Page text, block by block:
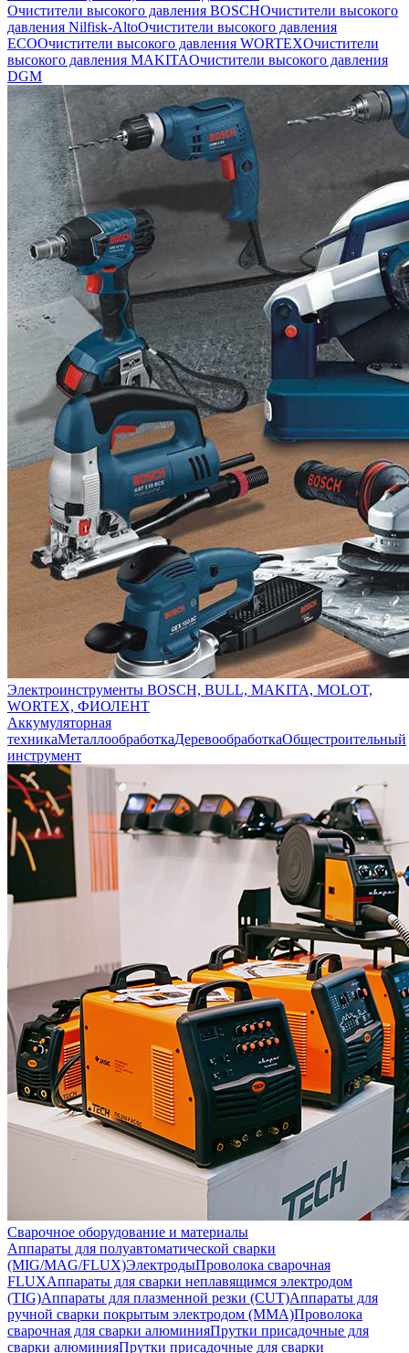
Очистители высокого давления BOSCHОчистители высокого
давления Nilfisk-AltoОчистители высокого давления
ECOОчистители высокого давления WORTEXОчистители
высокого давления MAKITAОчистители высокого давления
DGM
Электроинструменты BOSCH, BULL, MAKITA, MOLOT,
WORTEX, ФИОЛЕНТ
Аккумуляторная
техникаМеталлообработкаДеревообработкаОбщестроительный
инструмент
Сварочное оборудование и материалы
Аппараты для полуавтоматической сварки
(MIG/MAG/FLUX)ЭлектродыПроволока сварочная
FLUXАппараты для сварки неплавящимся электродом
(TIG)Аппараты для плазменной резки (CUT)Аппараты для
ручной сварки покрытым электродом (MMA)Проволока
сварочная для сварки алюминияПрутки присадочные для
сварки алюминияПрутки присадочные для сварки